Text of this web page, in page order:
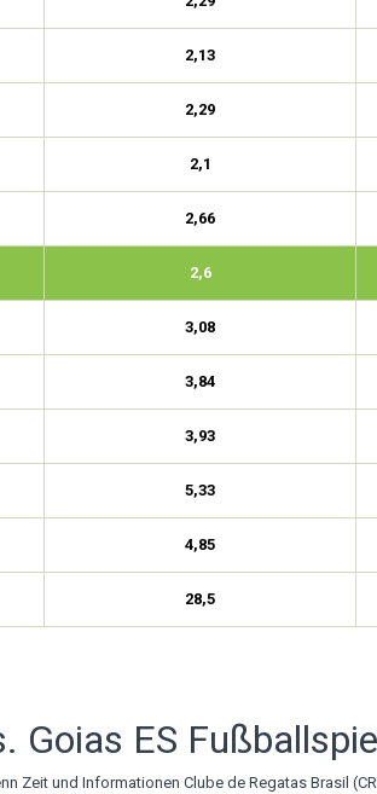
2,13
2,29
2,1
2,66
2,6
3,08
3,84
3,93
5,33
4,85
28,5
Goias ES
Zeit und Informationen Clube de Regatas Brasil